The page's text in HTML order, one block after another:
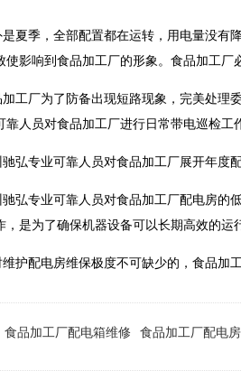
是夏季，全部配置都在运转，用电量没有
使影响到食品加工厂的形象。食品加工厂
加工厂为了防备出现短路现象，完美处
靠人员对食品加工厂进行日常带电巡检工
驰弘专业可靠人员对食品加工厂展开年度
驰弘专业可靠人员对食品加工厂配电房的
，是为了确保机器设备可以长期高效的运
维护配电房维保极度不可缺少的，食品加
食品加工厂配电箱维修 食品加工厂配电